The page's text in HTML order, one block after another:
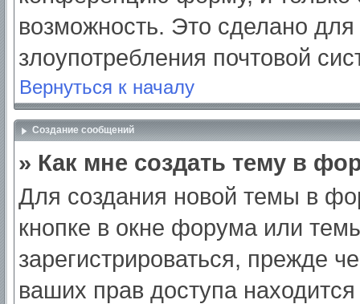
возможность. Это сделано для
злоупотребления почтовой
Вернуться к началу
Создание сообщений
» Как мне создать тему в
Для создания новой темы в
кнопке в окне форума или
зарегистрироваться, прежде
ваших прав доступа